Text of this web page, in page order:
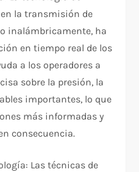
la transmisión de
inalámbricamente, ha
en tiempo real de los
a los operadores a
sobre la presión, la
importantes, lo que
más informadas y
consecuencia.
Las técnicas de